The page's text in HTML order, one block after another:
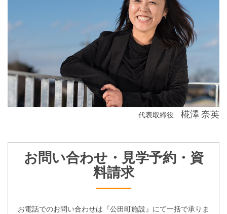
代表取締役 椛澤 奈英
お問い合わせ・見学予約・資
料請求
お電話でのお問い合わせは『公田町施設』にて一括で承りま